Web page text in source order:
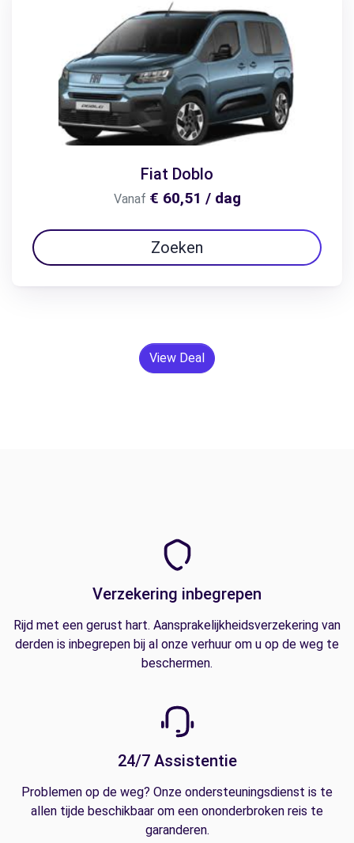
Fiat Doblo
Vanaf € 60,51 / dag
Zoeken
View Deal
Verzekering inbegrepen
Rijd met een gerust hart. Aansprakelijkheidsverzekering van
derden is inbegrepen bij al onze verhuur om u op de weg te
beschermen.
24/7 Assistentie
Problemen op de weg? Onze ondersteuningsdienst is te
allen tijde beschikbaar om een ononderbroken reis te
garanderen.